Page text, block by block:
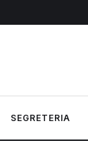
SEGRETERIA